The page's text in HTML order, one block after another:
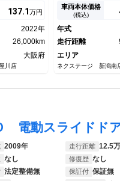
キー 電動格
ドライブレ
ーナーセン
137.1万円
2022年
26,000km
大阪府
川店
正１５インチＡＷ
コン オーディオ
ガラス 盗難防止シ
車両本体価格
(税込)
年式
走行距離
エリア
ネクステージ 新潟南
2009年 走行距離 12.5
なし 修復歴 なし
法定整備無 保証付 保証無